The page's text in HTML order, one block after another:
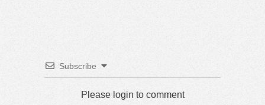
Subscribe
Please login to comment